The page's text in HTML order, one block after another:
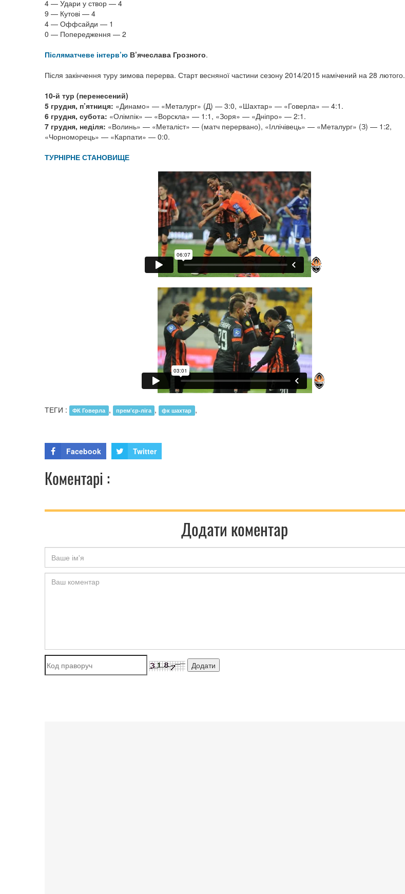
4 — Удари у створ — 4
9 — Кутові — 4
4 — Оффсайди — 1
0 — Попередження — 2
Післяматчеве інтерв’ю В’ячеслава Грозного.
Після закінчення туру зимова перерва. Старт весняної частини сезону 2014/2015 намічений на 28 лютого.
10-й тур (перенесений)
5 грудня, п’ятниця: «Динамо» — «Металург» (Д) — 3:0, «Шахтар» — «Говерла» — 4:1.
6 грудня, субота: «Олімпік» — «Ворскла» — 1:1, «Зоря» — «Дніпро» — 2:1.
7 грудня, неділя: «Волинь» — «Металіст» — (матч перервано), «Іллічівець» — «Металург» (З) — 1:2,
«Чорноморець» — «Карпати» — 0:0.
ТУРНІРНЕ СТАНОВИЩЕ
ТЕГИ : ФК Говерла , прем’єр-ліга , фк шахтар ,
Facebook Twitter
Коментарі :
Додати коментар